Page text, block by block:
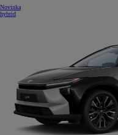
Novinka
hybrid